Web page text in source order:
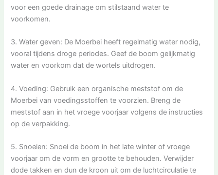
voor een goede drainage om stilstaand water te
voorkomen.
3. Water geven: De Moerbei heeft regelmatig water nodig,
vooral tijdens droge periodes. Geef de boom gelijkmatig
water en voorkom dat de wortels uitdrogen.
4. Voeding: Gebruik een organische meststof om de
Moerbei van voedingsstoffen te voorzien. Breng de
meststof aan in het vroege voorjaar volgens de instructies
op de verpakking.
5. Snoeien: Snoei de boom in het late winter of vroege
voorjaar om de vorm en grootte te behouden. Verwijder
dode takken en dun de kroon uit om de luchtcirculatie te